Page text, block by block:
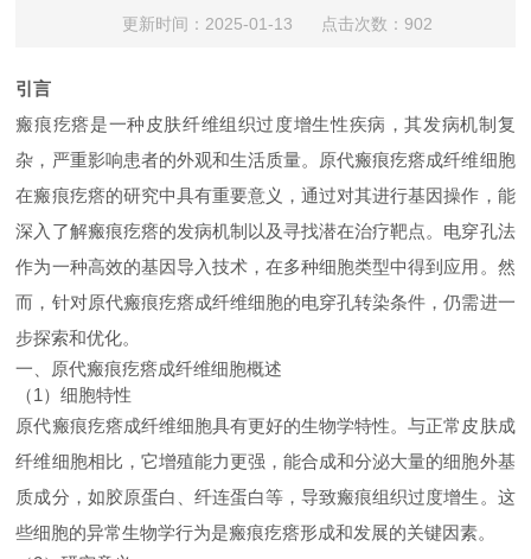
更新时间：2025-01-13 点击次数：902
引言
瘢痕疙瘩是一种皮肤纤维组织过度增生性疾病，其发病机制复
杂，严重影响患者的外观和生活质量。原代瘢痕疙瘩成纤维细胞
在瘢痕疙瘩的研究中具有重要意义，通过对其进行基因操作，能
深入了解瘢痕疙瘩的发病机制以及寻找潜在治疗靶点。电穿孔法
作为一种高效的基因导入技术，在多种细胞类型中得到应用。然
而，针对原代瘢痕疙瘩成纤维细胞的电穿孔转染条件，仍需进一
步探索和优化。
一、原代瘢痕疙瘩成纤维细胞概述
（1）细胞特性
原代瘢痕疙瘩成纤维细胞具有更好的生物学特性。与正常皮肤成
纤维细胞相比，它增殖能力更强，能合成和分泌大量的细胞外基
质成分，如胶原蛋白、纤连蛋白等，导致瘢痕组织过度增生。这
些细胞的异常生物学行为是瘢痕疙瘩形成和发展的关键因素。